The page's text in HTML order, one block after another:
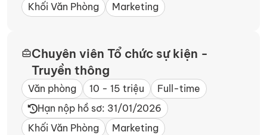
Khối Văn Phòng
Marketing
Chuyên viên Tổ chức sự kiện -
Truyền thông
Văn phòng 10 - 15 triệu
Full-time
Hạn nộp hồ sơ: 31/01/2026
Khối Văn Phòng
Marketing